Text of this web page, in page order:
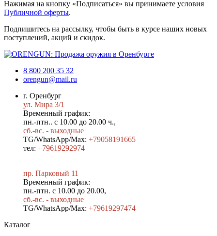
Нажимая на кнопку «Подписаться» вы принимаете условия
Публичной оферты.
Подпишитесь на рассылку, чтобы быть в курсе наших новых
поступлений, акций и скидок.
8 800 200 35 32
orengun@mail.ru
г. Оренбург
ул. Мира 3/1
Временный график:
пн.-птн.. с 10.00 до 20.00 ч.,
сб.-вс. - выходные
TG/WhatsApp/Max: +79058191665
тел: +79619292974
пр. Парковый 11
Временный график:
пн.-птн. с 10.00 до 20.00,
сб.-вс. - выходные
TG/WhatsApp/Max: +79619297474
Каталог